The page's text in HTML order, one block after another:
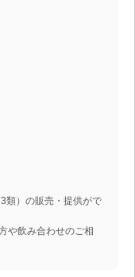
類）の販売・提供がで
や飲み合わせのご相